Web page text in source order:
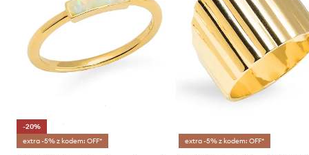
-20%
extra -5% z kodem: OFF*
extra -5% z kodem: OFF*